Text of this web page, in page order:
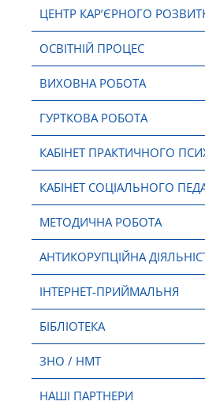
ЦЕНТР КАР’ЄРНОГО
ОСВІТНІЙ ПРОЦЕС
ВИХОВНА РОБОТА
ГУРТКОВА РОБОТА
КАБІНЕТ ПРАКТИЧНОГО
КАБІНЕТ СОЦІАЛЬНОГО
МЕТОДИЧНА РОБОТА
АНТИКОРУПЦІЙНА
ІНТЕРНЕТ-ПРИЙМАЛЬНЯ
БІБЛІОТЕКА
ЗНО / НМТ
НАШІ ПАРТНЕРИ